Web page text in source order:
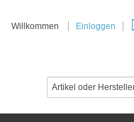
Willkommen Einloggen